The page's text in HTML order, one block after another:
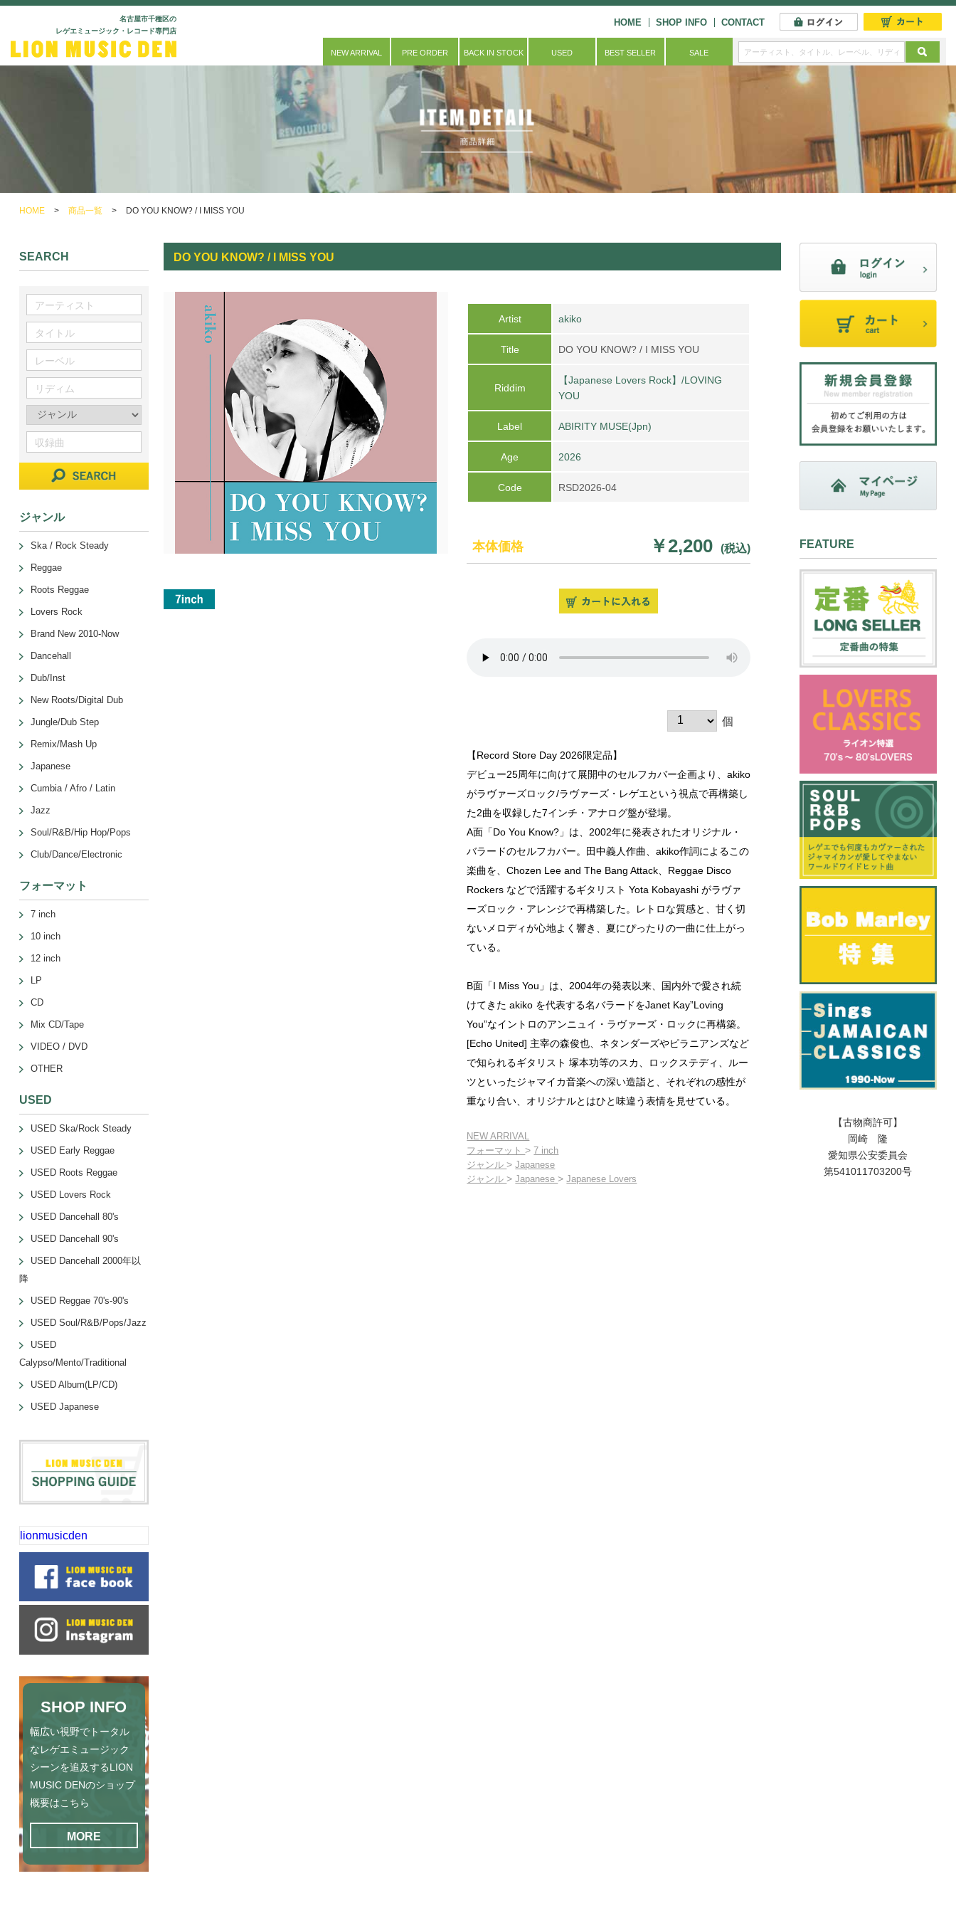
名古屋市千種区の
レゲエミュージック・レコード専門店
HOME SHOP INFO CONTACT
NEW ARRIVAL PRE ORDER BACK IN STOCK USED BEST SELLER SALE
HOME > 商品一覧 > DO YOU KNOW? / I MISS YOU
DO YOU KNOW? / I MISS YOU
Artist akiko
Title DO YOU KNOW? / I MISS YOU
Riddim
【Japanese Lovers Rock】/LOVING
YOU
Label ABIRITY MUSE(Jpn)
Age 2026
Code RSD2026-04
本体価格 ￥2,200 (税込)
個
【Record Store Day 2026限定品】
デビュー25周年に向けて展開中のセルフカバー企画より、akiko
がラヴァーズロック/ラヴァーズ・レゲエという視点で再構築し
た2曲を収録した7インチ・アナログ盤が登場。
A面「Do You Know?」は、2002年に発表されたオリジナル・
バラードのセルフカバー。田中義人作曲、akiko作詞によるこの
楽曲を、Chozen Lee and The Bang Attack、Reggae Disco
Rockers などで活躍するギタリスト Yota Kobayashi がラヴァ
ーズロック・アレンジで再構築した。レトロな質感と、甘く切
ないメロディが心地よく響き、夏にぴったりの一曲に仕上がっ
ている。
B面「I Miss You」は、2004年の発表以来、国内外で愛され続
けてきた akiko を代表する名バラードをJanet Kay”Loving
You”なイントロのアンニュイ・ラヴァーズ・ロックに再構築。
[Echo United] 主宰の森俊也、ネタンダーズやピラニアンズなど
で知られるギタリスト 塚本功等のスカ、ロックステディ、ルー
ツといったジャマイカ音楽への深い造詣と、それぞれの感性が
重なり合い、オリジナルとはひと味違う表情を見せている。
NEW ARRIVAL
フォーマット>7 inch
ジャンル>Japanese
ジャンル>Japanese>Japanese Lovers
SEARCH
ジャンル
Ska / Rock Steady
Reggae
Roots Reggae
Lovers Rock
Brand New 2010-Now
Dancehall
Dub/Inst
New Roots/Digital Dub
Jungle/Dub Step
Remix/Mash Up
Japanese
Cumbia / Afro / Latin
Jazz
Soul/R&B/Hip Hop/Pops
Club/Dance/Electronic
フォーマット
7 inch
10 inch
12 inch
LP
CD
Mix CD/Tape
VIDEO / DVD
OTHER
USED
USED Ska/Rock Steady
USED Early Reggae
USED Roots Reggae
USED Lovers Rock
USED Dancehall 80's
USED Dancehall 90's
USED Dancehall 2000年以
降
USED Reggae 70's-90's
USED Soul/R&B/Pops/Jazz
USED
Calypso/Mento/Traditional
USED Album(LP/CD)
USED Japanese
lionmusicden
SHOP INFO
幅広い視野でトータル
なレゲエミュージック
シーンを追及するLION
MUSIC DENのショップ
概要はこちら
MORE
FEATURE
【古物商許可】
岡崎 隆
愛知県公安委員会
第541011703200号